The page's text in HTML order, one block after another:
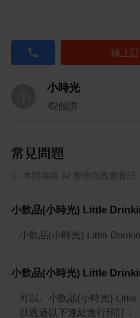
線上
小時光
42個讚
常見問題
本問答由 AI 整理自真實食記
小飲品(小時光) Little
小飲品(小時光) Little
小飲品(小時光) Little
可以。小飲品(小時光)
以透過以下連結進行預訂：